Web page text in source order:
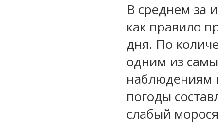
В среднем за
как правило
дня. По
одним из
наблюдениям
погоды
слабый